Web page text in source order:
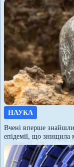
НАУКА
Вчені вперше
епідемії, що знищила